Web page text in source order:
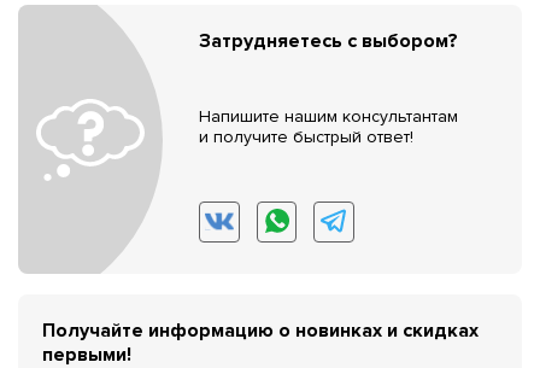
Затрудняетесь с выбором?
Напишите нашим консультантам
и получите быстрый ответ!
Получайте информацию о новинках и скидках
первыми!